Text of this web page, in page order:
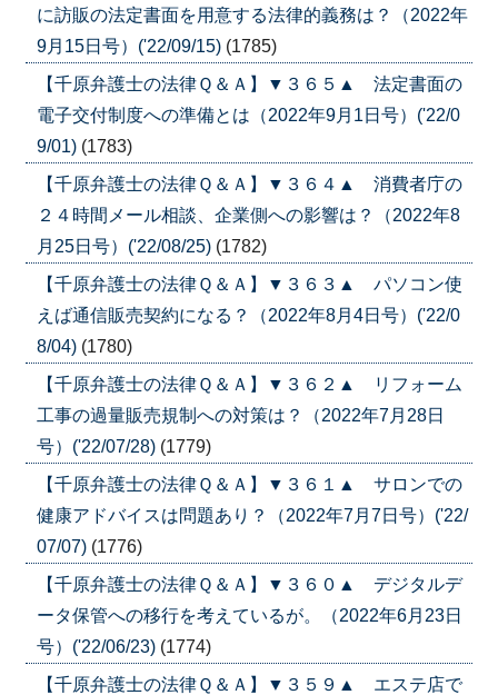
に訪販の法定書面を用意する法律的義務は？（2022年
9月15日号）('22/09/15) (1785)
【千原弁護士の法律Ｑ＆Ａ】▼３６５▲ 法定書面の
電子交付制度への準備とは（2022年9月1日号）('22/0
9/01) (1783)
【千原弁護士の法律Ｑ＆Ａ】▼３６４▲ 消費者庁の
２４時間メール相談、企業側への影響は？（2022年8
月25日号）('22/08/25) (1782)
【千原弁護士の法律Ｑ＆Ａ】▼３６３▲ パソコン使
えば通信販売契約になる？（2022年8月4日号）('22/0
8/04) (1780)
【千原弁護士の法律Ｑ＆Ａ】▼３６２▲ リフォーム
工事の過量販売規制への対策は？（2022年7月28日
号）('22/07/28) (1779)
【千原弁護士の法律Ｑ＆Ａ】▼３６１▲ サロンでの
健康アドバイスは問題あり？（2022年7月7日号）('22/
07/07) (1776)
【千原弁護士の法律Ｑ＆Ａ】▼３６０▲ デジタルデ
ータ保管への移行を考えているが。（2022年6月23日
号）('22/06/23) (1774)
【千原弁護士の法律Ｑ＆Ａ】▼３５９▲ エステ店で